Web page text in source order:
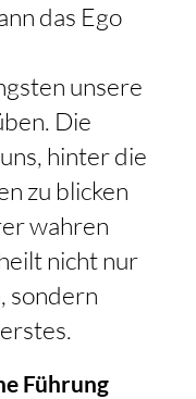
das Ego
unsere
Die
hinter die
zu blicken
wahren
nicht nur
sondern
Führung